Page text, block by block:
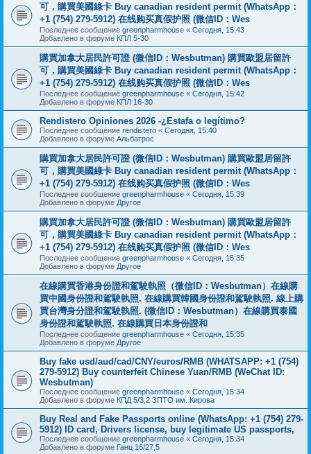
可，購買美國綠卡 Buy canadian resident permit (WhatsApp：
+1 (754) 279-5912) 在线购买真假护照 (微信ID：Wes
Последнее сообщение greenpharmhouse « Сегодня, 15:43
Добавлено в форуме КПЛ 5-30
購買加拿大居民許可證 (微信ID：Wesbutman) 購買歐盟居留許
可，購買美國綠卡 Buy canadian resident permit (WhatsApp：
+1 (754) 279-5912) 在线购买真假护照 (微信ID：Wes
Последнее сообщение greenpharmhouse « Сегодня, 15:42
Добавлено в форуме КПЛ 16-30
Rendistero Opiniones 2026 -¿Estafa o legítimo?
Последнее сообщение rendistero « Сегодня, 15:40
Добавлено в форуме Альбатрос
購買加拿大居民許可證 (微信ID：Wesbutman) 購買歐盟居留許
可，購買美國綠卡 Buy canadian resident permit (WhatsApp：
+1 (754) 279-5912) 在线购买真假护照 (微信ID：Wes
Последнее сообщение greenpharmhouse « Сегодня, 15:39
Добавлено в форуме Другое
購買加拿大居民許可證 (微信ID：Wesbutman) 購買歐盟居留許
可，購買美國綠卡 Buy canadian resident permit (WhatsApp：
+1 (754) 279-5912) 在线购买真假护照 (微信ID：Wes
Последнее сообщение greenpharmhouse « Сегодня, 15:35
Добавлено в форуме Другое
在線購買香港身份證和駕駛執照（微信ID：Wesbutman）在線購
買中國身份證和駕駛執照. 在線購買韓國身份證和駕駛執照. 線上購
買台灣身分證和駕駛執照. (微信ID：Wesbutman）在線購買泰國
身份證和駕駛執照. 在線購買日本身份證和
Последнее сообщение greenpharmhouse « Сегодня, 15:35
Добавлено в форуме Другое
Buy fake usd/aud/cad/CNY/euros/RMB (WHATSAPP: +1 (754)
279-5912) Buy counterfeit Chinese Yuan/RMB (WeChat ID:
Wesbutman)
Последнее сообщение greenpharmhouse « Сегодня, 15:34
Добавлено в форуме КПД 5/3,2 ЗПТО им. Кирова
Buy Real and Fake Passports online (WhatsApp: +1 (754) 279-
5912) ID card, Drivers license, buy legitimate US passports,
Последнее сообщение greenpharmhouse « Сегодня, 15:34
Добавлено в форуме Ганц 16/27,5